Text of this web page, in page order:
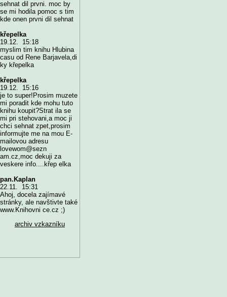
sehnat dil prvni. moc by
se mi hodila pomoc s tim
kde onen prvni dil sehnat
křepelka
19.12. 15:18
myslim tim knihu Hlubina
casu od Rene Barjavela,di
ky křepelka
křepelka
19.12. 15:16
je to super!Prosim muzete
mi poradit kde mohu tuto
knihu koupit?Strat ila se
mi pri stehovani,a moc ji
chci sehnat zpet,prosim
informujte me na mou E-
mailovou adresu
lovewom@sezn
am.cz,moc dekuji za
veskere info....křep elka
pan.Kaplan
22.11. 15:31
Ahoj, docela zajímavé
stránky, ale navštivte také
www.Knihovni ce.cz ;)
archiv vzkazníku